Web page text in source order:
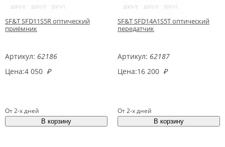
SF&T SFD11S5R оптический
приёмник
Артикул: 62186
Цена:4 050 ₽
От 2-х дней
SF&T SFD14A1S5T оптический
передатчик
Артикул: 62187
Цена:16 200 ₽
От 2-х дней